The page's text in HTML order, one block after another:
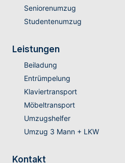
Seniorenumzug
Studentenumzug
Leistungen
Beiladung
Entrümpelung
Klaviertransport
Möbeltransport
Umzugshelfer
Umzug 3 Mann + LKW
Kontakt